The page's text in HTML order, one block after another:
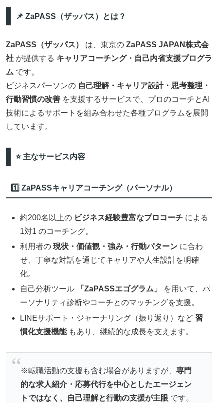
📌 ZaPASS（ザッパス）とは？
ZaPASS（ザッパス） は、東京の ZaPASS JAPAN株式会
社 が提供する キャリアコーチング・自己内省支援プログラ
ム です。
ビジネスパーソンの 自己理解・キャリア設計・思考整理・
行動習慣の改善 を支援するサービスで、プロのコーチとAI
技術によるサポートを組み合わせた各種プログラムを展開
しています。
⭐ 主なサービス内容
1️⃣ ZaPASSキャリアコーチング（パーソナル）
約200名以上の ビジネス経験豊富なプロコーチ による
1対1 のコーチング。
利用者の現状・価値観・強み・行動パターン に合わ
せ、丁寧な対話を通じてキャリアや人生設計を明確
化。
自己分析ツール
「ZaPASSエゴグラム」
を用いて、パ
ーソナリティ診断やコーチとのマッチングを支援。
LINEサポート・ジャーナリング（振り返り）など習
慣化支援機能もあり、継続的な成長を支えます。
※転職活動の支援も含む場合がありますが、 専門
的な求人紹介・応募代行を中心としたエージェン
トではなく、自己理解と行動の支援が主眼です。